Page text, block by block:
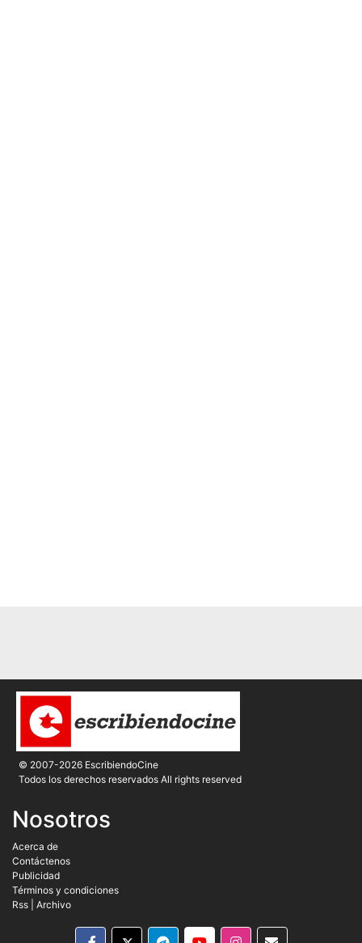
© 2007-2026 EscribiendoCine
Todos los derechos reservados All rights reserved
Nosotros
Acerca de
Contáctenos
Publicidad
Términos y condiciones
Rss
Archivo